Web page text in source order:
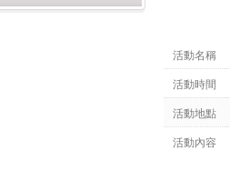
活動名稱
活動時間
活動地點
活動內容